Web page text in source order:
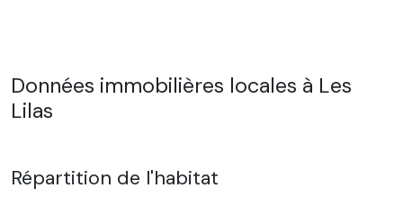
Données immobilières locales à Les
Lilas
Répartition de l'habitat